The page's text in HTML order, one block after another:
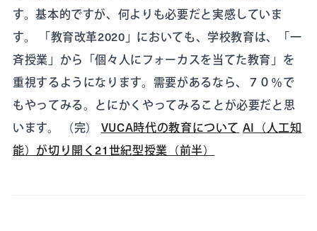
す。基本的ですが、何よりも必要だと実感していま
す。 「教育改革2020」においても、学校教育は、「一
斉授業」から「個々人にフォーカスを当てた教育」を
重視するようになります。需要があるなら、７０％で
もやってみる。とにかくやってみることが必要だと思
います。 （完） VUCA時代の教育について AI（人工知
能）が切り開く21世紀型授業（前半）